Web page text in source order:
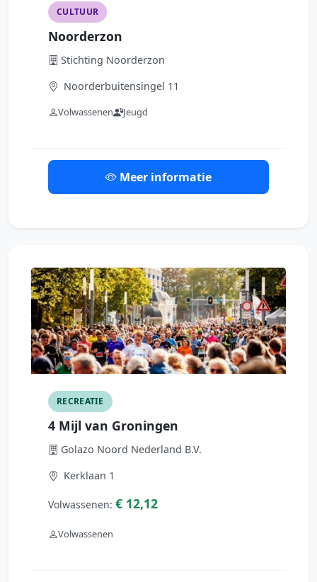
CULTUUR
Noorderzon
Stichting Noorderzon
Noorderbuitensingel 11
Volwassenen Jeugd
Meer informatie
RECREATIE
4 Mijl van Groningen
Golazo Noord Nederland B.V.
Kerklaan 1
Volwassenen: € 12,12
Volwassenen